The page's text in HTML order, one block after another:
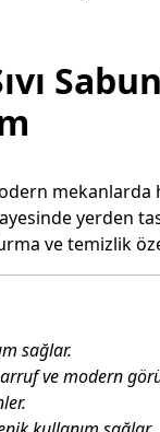
yerden
ve temizlik
sağlar.
ve modern